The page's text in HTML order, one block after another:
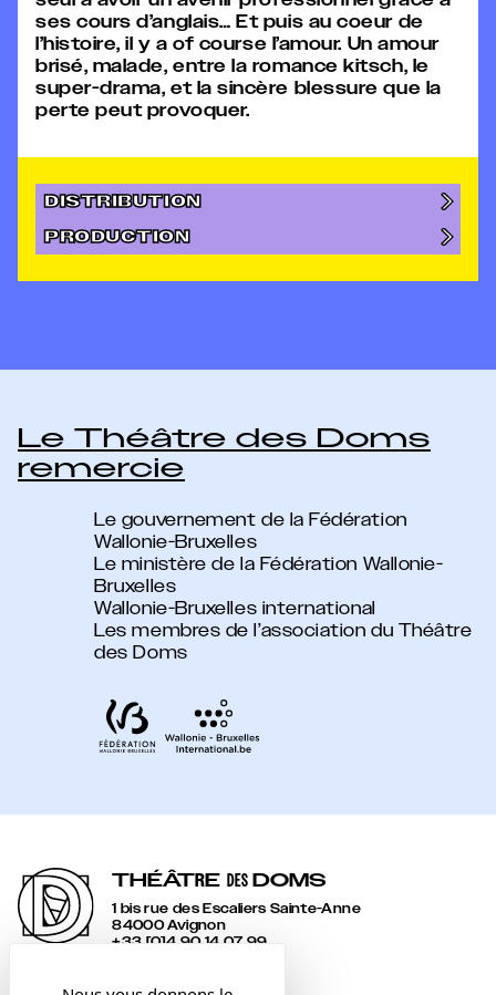
ses cours d’anglais… Et puis au coeur de
l’histoire, il y a of course l’amour. Un amour
brisé, malade, entre la romance kitsch, le
super-drama, et la sincère blessure que la
perte peut provoquer.
DISTRIBUTION
PRODUCTION
Le Théâtre des Doms
remercie
Le gouvernement de la Fédération
Wallonie-Bruxelles
Le ministère de la Fédération Wallonie-
Bruxelles
Wallonie-Bruxelles international
Les membres de l’association du Théâtre
des Doms
THÉÂTRE DES DOMS
1 bis rue des Escaliers Sainte-Anne
84000 Avignon
+33 [0]4 90 14 07 99